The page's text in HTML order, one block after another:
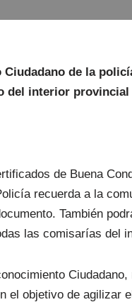
de la
del interior
de Buena
recuerda a la
También
las comisarías del
el objetivo de agilizar